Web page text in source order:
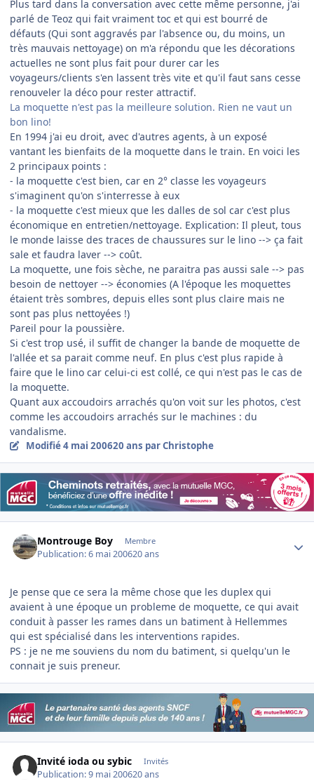
Plus tard dans la conversation avec cette même personne, j'ai
parlé de Teoz qui fait vraiment toc et qui est bourré de
défauts (Qui sont aggravés par l'absence ou, du moins, un
très mauvais nettoyage) on m'a répondu que les décorations
actuelles ne sont plus fait pour durer car les
voyageurs/clients s'en lassent très vite et qu'il faut sans cesse
renouveler la déco pour rester attractif.
La moquette n'est pas la meilleure solution. Rien ne vaut un
bon lino!
En 1994 j'ai eu droit, avec d'autres agents, à un exposé
vantant les bienfaits de la moquette dans le train. En voici les
2 principaux points :
- la moquette c'est bien, car en 2° classe les voyageurs
s'imaginent qu'on s'interresse à eux
- la moquette c'est mieux que les dalles de sol car c'est plus
économique en entretien/nettoyage. Explication: Il pleut, tous
le monde laisse des traces de chaussures sur le lino --> ça fait
sale et faudra laver --> coût.
La moquette, une fois sèche, ne paraitra pas aussi sale --> pas
besoin de nettoyer --> économies (A l'époque les moquettes
étaient très sombres, depuis elles sont plus claire mais ne
sont pas plus nettoyées !)
Pareil pour la poussière.
Si c'est trop usé, il suffit de changer la bande de moquette de
l'allée et sa parait comme neuf. En plus c'est plus rapide à
faire que le lino car celui-ci est collé, ce qui n'est pas le cas de
la moquette.
Quant aux accoudoirs arrachés qu'on voit sur les photos, c'est
comme les accoudoirs arrachés sur le machines : du
vandalisme.
Modifié4 mai 200620 ans par Christophe
Montrouge Boy Membre
Publication:6 mai 200620 ans
Je pense que ce sera la même chose que les duplex qui
avaient à une époque un probleme de moquette, ce qui avait
conduit à passer les rames dans un batiment à Hellemmes
qui est spécialisé dans les interventions rapides.
PS : je ne me souviens du nom du batiment, si quelqu'un le
connait je suis preneur.
Invité ioda ou sybic Invités
Publication:9 mai 200620 ans